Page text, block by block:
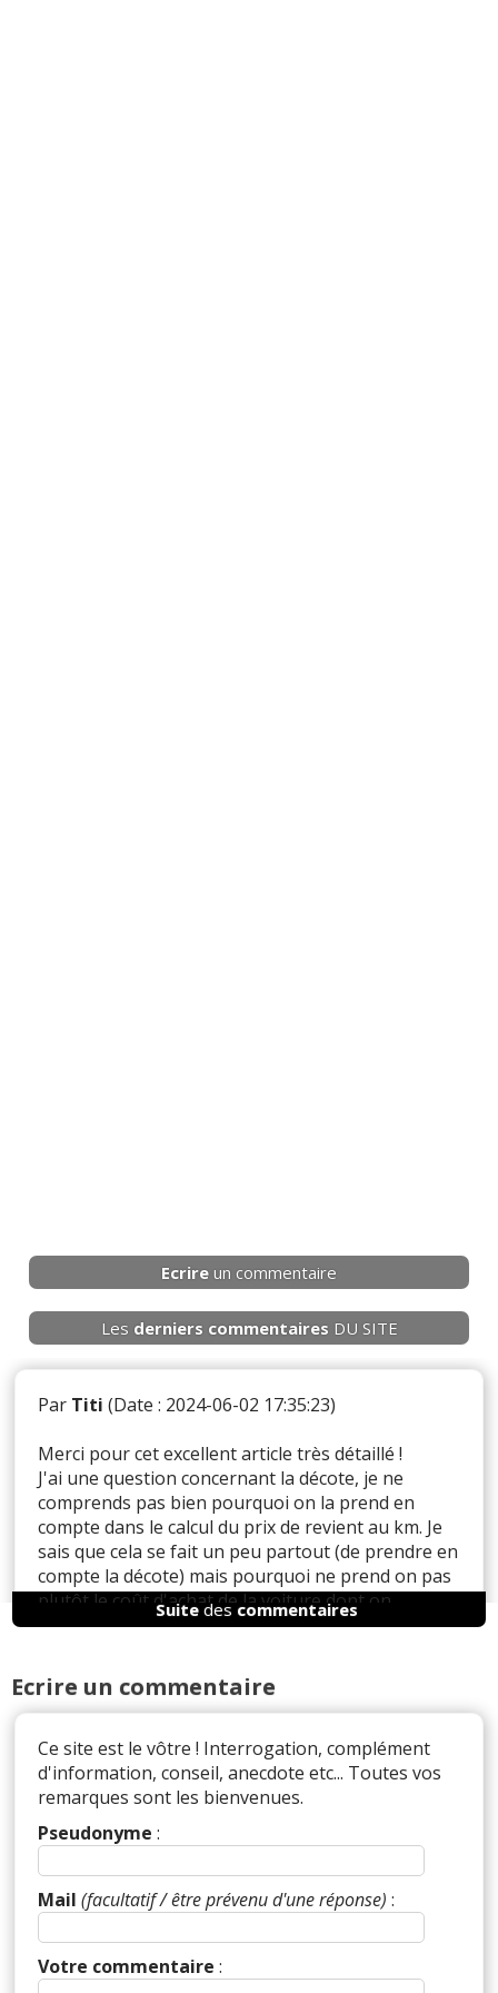
Ecrire un commentaire
Les derniers commentaires DU SITE
Par Titi (Date : 2024-06-02 17:35:23)
Merci pour cet excellent article très détaillé !
J'ai une question concernant la décote, je ne
comprends pas bien pourquoi on la prend en
compte dans le calcul du prix de revient au km. Je
sais que cela se fait un peu partout (de prendre en
compte la décote) mais pourquoi ne prend on pas
plutôt le coût d'achat de la voiture dont on
répartirait le coût sur les années qu'on la garde ?
en avril 2015 (il avait 60000km et 4 ans) à 11000
euros.
reviendrait donc à 11000¤ / 140000km = 0,078
euros/km --> 7,85 euros/100km
Est-ce que cette façon de calculer serait juste ?
Je ne dis pas que votre façon de calculer est
fausse, bien au contraire ! c'est juste que je ne
comprends pas ;)
Question annexe :
J'ai regardé sur leboncoin pour me donner une
idée du prix des Berlingo (pour le jour où j'aurai
Suitedescommentaires
Ecrire un commentaire
Ce site est le vôtre ! Interrogation, complément
d'information, conseil, anecdote etc... Toutes vos
remarques sont les bienvenues.
Pseudonyme :
Mail (facultatif / être prévenu d'une réponse) :
Votre commentaire :